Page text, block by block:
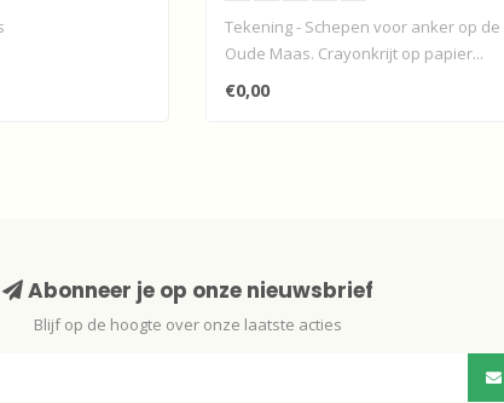
Tekening - Schepen voor anker op de
Oude Maas. Crayonkrijt op papier...
€0,00
Abonneer je op onze nieuwsbrief
Blijf op de hoogte over onze laatste acties